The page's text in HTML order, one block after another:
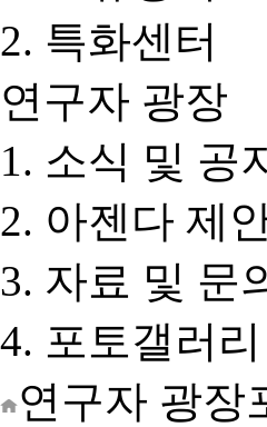
특화센터
연구자 광장
소식 및 공
아젠다 제
자료 및 문
포토갤러리
연구자 광장